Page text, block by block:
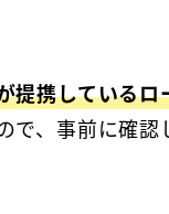
提携しているロ
で、事前に確認